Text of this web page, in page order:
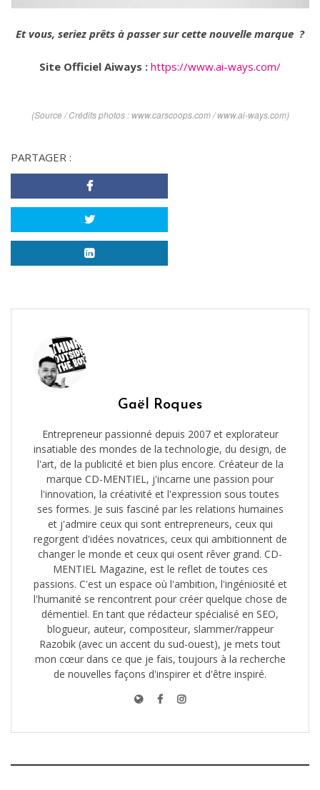
Et vous, seriez prêts à passer sur cette nouvelle marque ?
Site Officiel Aiways : https://www.ai-ways.com/
(Source / Crédits photos : www.carscoops.com / www.ai-ways.com)
PARTAGER :
Gaël Roques
Entrepreneur passionné depuis 2007 et explorateur
insatiable des mondes de la technologie, du design, de
l'art, de la publicité et bien plus encore. Créateur de la
marque CD-MENTIEL, j'incarne une passion pour
l'innovation, la créativité et l'expression sous toutes
ses formes. Je suis fasciné par les relations humaines
et j'admire ceux qui sont entrepreneurs, ceux qui
regorgent d'idées novatrices, ceux qui ambitionnent de
changer le monde et ceux qui osent rêver grand. CD-
MENTIEL Magazine, est le reflet de toutes ces
passions. C'est un espace où l'ambition, l'ingéniosité et
l'humanité se rencontrent pour créer quelque chose de
démentiel. En tant que rédacteur spécialisé en SEO,
blogueur, auteur, compositeur, slammer/rappeur
Razobik (avec un accent du sud-ouest), je mets tout
mon cœur dans ce que je fais, toujours à la recherche
de nouvelles façons d'inspirer et d'être inspiré.